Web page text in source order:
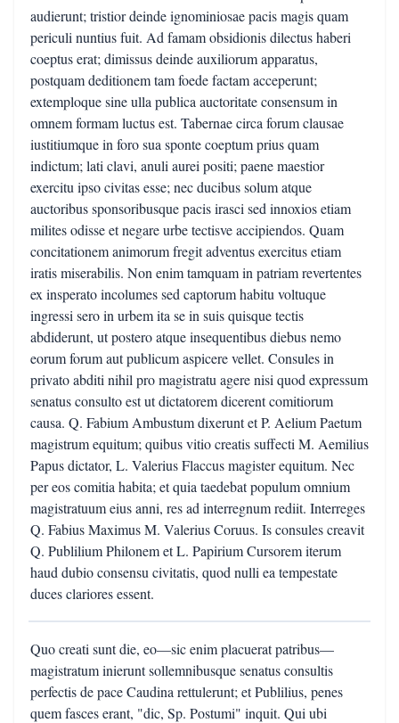
audierunt; tristior deinde ignominiosae pacis magis quam
periculi nuntius fuit. Ad famam obsidionis dilectus haberi
coeptus erat; dimissus deinde auxiliorum apparatus,
postquam deditionem tam foede factam acceperunt;
extemploque sine ulla publica auctoritate consensum in
omnem formam luctus est. Tabernae circa forum clausae
iustitiumque in foro sua sponte coeptum prius quam
indictum; lati clavi, anuli aurei positi; paene maestior
exercitu ipso civitas esse; nec ducibus solum atque
auctoribus sponsoribusque pacis irasci sed innoxios etiam
milites odisse et negare urbe tectisve accipiendos. Quam
concitationem animorum fregit adventus exercitus etiam
iratis miserabilis. Non enim tamquam in patriam revertentes
ex insperato incolumes sed captorum habitu voltuque
ingressi sero in urbem ita se in suis quisque tectis
abdiderunt, ut postero atque insequentibus diebus nemo
eorum forum aut publicum aspicere vellet. Consules in
privato abditi nihil pro magistratu agere nisi quod expressum
senatus consulto est ut dictatorem dicerent comitiorum
causa. Q. Fabium Ambustum dixerunt et P. Aelium Paetum
magistrum equitum; quibus vitio creatis suffecti M. Aemilius
Papus dictator, L. Valerius Flaccus magister equitum. Nec
per eos comitia habita; et quia taedebat populum omnium
magistratuum eius anni, res ad interregnum rediit. Interreges
Q. Fabius Maximus M. Valerius Coruus. Is consules creavit
Q. Publilium Philonem et L. Papirium Cursorem iterum
haud dubio consensu civitatis, quod nulli ea tempestate
duces clariores essent.
Quo creati sunt die, eo—sic enim placuerat patribus—
magistratum inierunt sollemnibusque senatus consultis
perfectis de pace Caudina rettulerunt; et Publilius, penes
quem fasces erant, "dic, Sp. Postumi" inquit. Qui ubi